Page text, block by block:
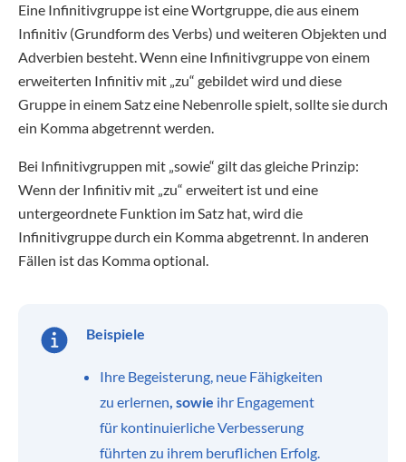
Eine Infinitivgruppe ist eine Wortgruppe, die aus einem
Infinitiv (Grundform des Verbs) und weiteren Objekten und
Adverbien besteht. Wenn eine Infinitivgruppe von einem
erweiterten Infinitiv mit „zu“ gebildet wird und diese
Gruppe in einem Satz eine Nebenrolle spielt, sollte sie durch
ein Komma abgetrennt werden.
Bei Infinitivgruppen mit „sowie“ gilt das gleiche Prinzip:
Wenn der Infinitiv mit „zu“ erweitert ist und eine
untergeordnete Funktion im Satz hat, wird die
Infinitivgruppe durch ein Komma abgetrennt. In anderen
Fällen ist das Komma optional.
Beispiele
Ihre Begeisterung, neue Fähigkeiten
zu erlernen, sowie ihr Engagement
für kontinuierliche Verbesserung
führten zu ihrem beruflichen Erfolg.